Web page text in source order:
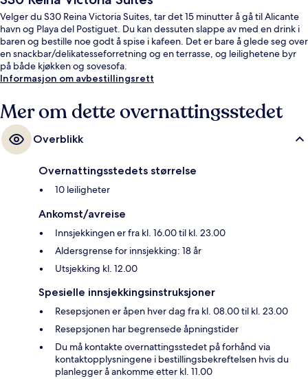
Velger du S30 Reina Victoria Suites, tar det 15 minutter å gå til Alicante
havn og Playa del Postiguet. Du kan dessuten slappe av med en drink i
baren og bestille noe godt å spise i kafeen. Det er bare å glede seg over
en snackbar/delikatesseforretning og en terrasse, og leilighetene byr
på både kjøkken og sovesofa.
Informasjon om avbestillingsrett
Mer om dette overnattingsstedet
Overblikk
Overnattingsstedets størrelse
10 leiligheter
Ankomst/avreise
Innsjekkingen er fra kl. 16.00 til kl. 23.00
Aldersgrense for innsjekking: 18 år
Utsjekking kl. 12.00
Spesielle innsjekkingsinstruksjoner
Resepsjonen er åpen hver dag fra kl. 08.00 til kl. 23.00
Resepsjonen har begrensede åpningstider
Du må kontakte overnattingsstedet på forhånd via
kontaktopplysningene i bestillingsbekreftelsen hvis du
planlegger å ankomme etter kl. 11.00